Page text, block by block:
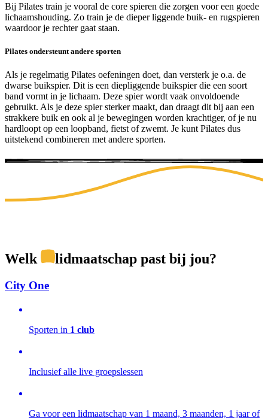
Bij Pilates train je vooral de core spieren die zorgen voor een goede
lichaamshouding. Zo train je de dieper liggende buik- en rugspieren
waardoor je rechter gaat staan.
Pilates ondersteunt andere sporten
Als je regelmatig Pilates oefeningen doet, dan versterk je o.a. de
dwarse buikspier. Dit is een diepliggende buikspier die een soort
band vormt in je lichaam. Deze spier wordt vaak onvoldoende
gebruikt. Als je deze spier sterker maakt, dan draagt dit bij aan een
strakkere buik en ook al je bewegingen worden krachtiger, of je nu
hardloopt op een loopband, fietst of zwemt. Je kunt Pilates dus
uitstekend combineren met andere sporten.
Welk lidmaatschap past bij jou?
City One
Sporten in 1 club
Inclusief alle live groepslessen
Ga voor een lidmaatschap van 1 maand, 3 maanden, 1 jaar of